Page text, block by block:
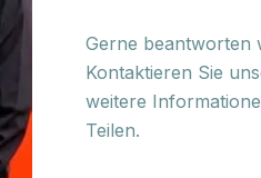
Gerne beantworten
Kontaktieren Sie
weitere
Teilen.